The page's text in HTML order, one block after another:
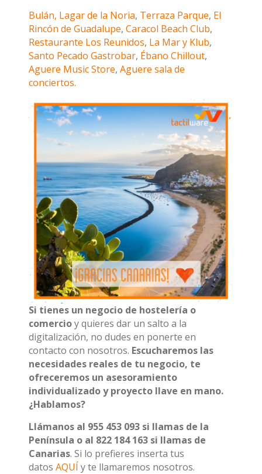
Bulán, Lagar de la Noria, Terraza Parque, El
Rincón de Guadalupe, Caracol Beach Club,
Restaurante Los Reunidos, La Mar y Klub,
Santo Pecado Gastrobar, Ébano Chillout,
Aguere Music Store, Aguere sala de
conciertos.
Si tienes un negocio de hostelería o
comercioy quieres dar un salto a la
digitalización, no dudes en ponerte en
contacto con nosotros. Escucharemos las
necesidades reales de tu negocio, te
ofreceremos un asesoramiento
individualizado y proyecto llave en mano.
¿Hablamos?
Llámanos al 955 453 093 si llamas de la
Península o al 822 184 163 si llamas de
Canarias. Si lo prefieres inserta tus
datos AQUÍ y te llamaremos nosotros.